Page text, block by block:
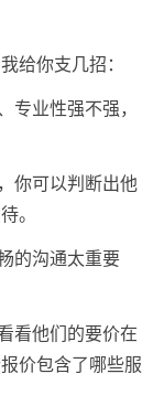
给你支几招：
专业性强不强，
你可以判断出他
。
的沟通太重要
看他们的要价在
价包含了哪些服